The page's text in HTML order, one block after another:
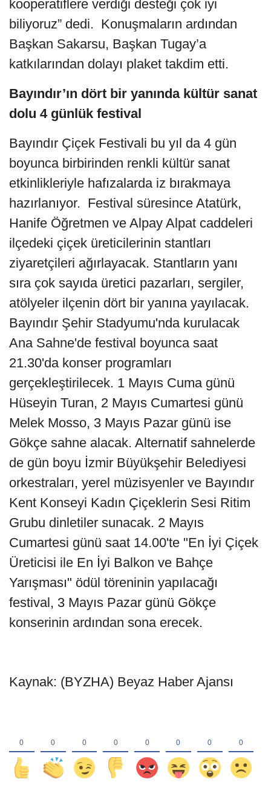
kooperatiflere verdiği desteği çok iyi
biliyoruz” dedi. Konuşmaların ardından
Başkan Sakarsu, Başkan Tugay’a
katkılarından dolayı plaket takdim etti.
Bayındır’ın dört bir yanında kültür sanat
dolu 4 günlük festival
Bayındır Çiçek Festivali bu yıl da 4 gün
boyunca birbirinden renkli kültür sanat
etkinlikleriyle hafızalarda iz bırakmaya
hazırlanıyor. Festival süresince Atatürk,
Hanife Öğretmen ve Alpay Alpat caddeleri
ilçedeki çiçek üreticilerinin stantları
ziyaretçileri ağırlayacak. Stantların yanı
sıra çok sayıda üretici pazarları, sergiler,
atölyeler ilçenin dört bir yanına yayılacak.
Bayındır Şehir Stadyumu'nda kurulacak
Ana Sahne'de festival boyunca saat
21.30'da konser programları
gerçekleştirilecek. 1 Mayıs Cuma günü
Hüseyin Turan, 2 Mayıs Cumartesi günü
Melek Mosso, 3 Mayıs Pazar günü ise
Gökçe sahne alacak. Alternatif sahnelerde
de gün boyu İzmir Büyükşehir Belediyesi
orkestraları, yerel müzisyenler ve Bayındır
Kent Konseyi Kadın Çiçeklerin Sesi Ritim
Grubu dinletiler sunacak. 2 Mayıs
Cumartesi günü saat 14.00'te "En İyi Çiçek
Üreticisi ile En İyi Balkon ve Bahçe
Yarışması" ödül töreninin yapılacağı
festival, 3 Mayıs Pazar günü Gökçe
konserinin ardından sona erecek.
Kaynak: (BYZHA) Beyaz Haber Ajansı